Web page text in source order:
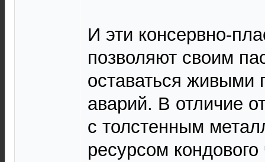
И эти консервно-
позволяют своим
оставаться живыми
аварий. В отличие
с толстенным
ресурсом кондового